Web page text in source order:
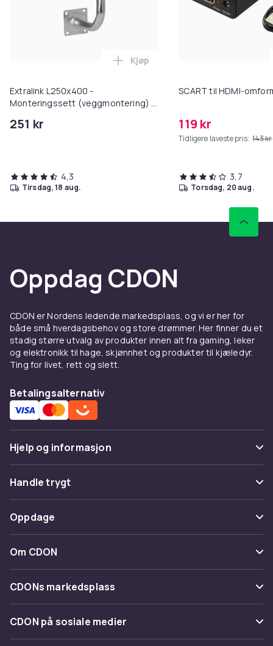
Extralink L250x400 -
Monteringssett (veggmontering) -
251 kr
Legg Extralink L250x400 -
Kjøp
4,3
tirsdag, 18 aug.
SCART til HDMI-
119 kr
Tidligere laveste pris: 143 kr
3,7
torsdag, 20 aug.
Oppdag CDON
CDON er Nordens ledende markedsplass, og vi er her for
både små hverdagsbehov og store drømmer. Her finner du et
stadig større utvalg av produkter innen alt fra gaming, leker
og elektronikk til hage, skjønnhet og produkter til kjæledyr.
Ting for livet, rett og slett.
Betalingsalternativ
Hjelp og informasjon
Vanlige spørsmål
Spor pakke
Angre & returner her
Kontakt oss
Handle trygt
Betaling
Levering
Tilbakekallinger
Oppdage
Kategorier
Varemerker
Om CDON
Om oss
Kundeanmeldelser
Jobbe på CDON
CDONs markedsplass
Merchant Help Center
CDON på sosiale medier